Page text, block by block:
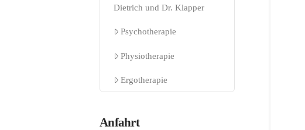
Dietrich und Dr. Klapper
Psychotherapie
Physiotherapie
Ergotherapie
Anfahrt